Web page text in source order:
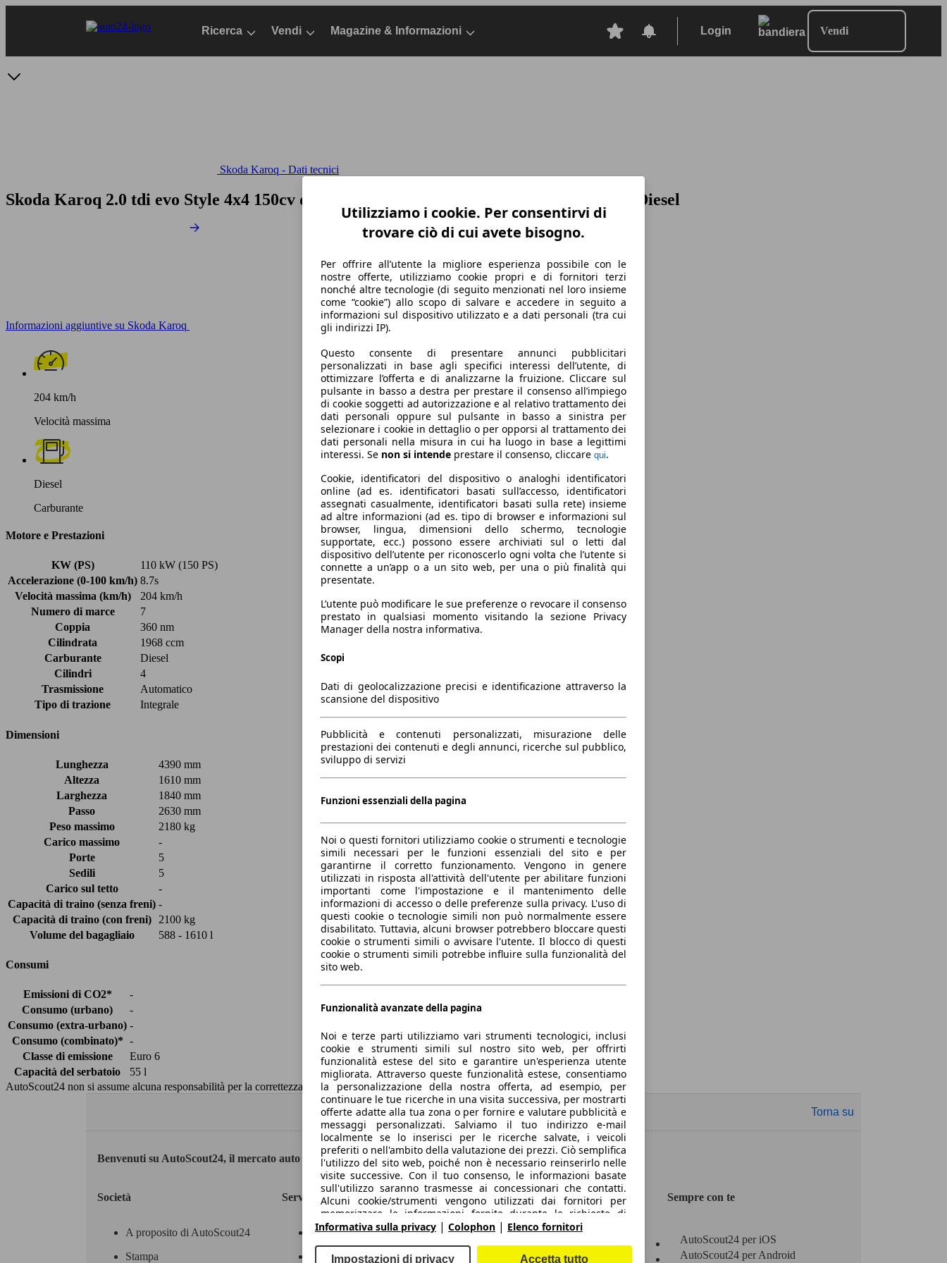
Ricerca Vendi Magazine & Informazioni Login Vendi
Skoda Karoq - Dati tecnici
Skoda Karoq 2.0 tdi evo Style 4x4 150cv dsg 2022, Dal 2022, SUV/Fuoristrada/Pick-up, Diesel
Informazioni aggiuntive su Skoda Karoq
204 km/h
Velocità massima
Diesel
Carburante
Motore e Prestazioni
KW (PS)
110 kW (150 PS)
Accelerazione (0-100 km/h) 8.7s
Velocità massima (km/h)
204 km/h
Numero di marce
7
Coppia
360 nm
Cilindrata
1968 ccm
Carburante
Diesel
Cilindri
4
Trasmissione
Automatico
Tipo di trazione
Integrale
Dimensioni
Lunghezza
4390 mm
Altezza
1610 mm
Larghezza
1840 mm
Passo
2630 mm
Peso massimo
2180 kg
Carico massimo
-
Porte
5
Sedili
5
Carico sul tetto
-
Capacità di traino (senza freni) -
Capacità di traino (con freni)
2100 kg
Volume del bagagliaio
588 - 1610 l
Consumi
Emissioni di CO2*
-
Consumo (urbano)
-
Consumo (extra-urbano) -
Consumo (combinato)* -
Classe di emissione
Euro 6
Capacità del serbatoio
55 l
AutoScout24 non si assume alcuna responsabilità per la correttezza dei dati.
Torna su
Benvenuti su AutoScout24, il mercato auto europeo.
Società
A proposito di AutoScout24
Stampa
Servizi
Contatti
Marche e modelli
Area rivenditori
Servizi per i dealer
Sempre con te
AutoScout24 per iOS
AutoScout24 per Android
Utilizziamo i cookie. Per consentirvi di
trovare ciò di cui avete bisogno.
Per offrire all’utente la migliore esperienza possibile con le
nostre offerte, utilizziamo cookie propri e di fornitori terzi
nonché altre tecnologie (di seguito menzionati nel loro insieme
come “cookie”) allo scopo di salvare e accedere in seguito a
informazioni sul dispositivo utilizzato e a dati personali (tra cui
gli indirizzi IP).
Questo consente di presentare annunci pubblicitari
personalizzati in base agli specifici interessi dell’utente, di
ottimizzare l’offerta e di analizzarne la fruizione. Cliccare sul
pulsante in basso a destra per prestare il consenso all’impiego
di cookie soggetti ad autorizzazione e al relativo trattamento dei
dati personali oppure sul pulsante in basso a sinistra per
selezionare i cookie in dettaglio o per opporsi al trattamento dei
dati personali nella misura in cui ha luogo in base a legittimi
interessi. Se non si intende prestare il consenso, cliccare qui.
Cookie, identificatori del dispositivo o analoghi identificatori
online (ad es. identificatori basati sull’accesso, identificatori
assegnati casualmente, identificatori basati sulla rete) insieme
ad altre informazioni (ad es. tipo di browser e informazioni sul
browser, lingua, dimensioni dello schermo, tecnologie
supportate, ecc.) possono essere archiviati sul o letti dal
dispositivo dell’utente per riconoscerlo ogni volta che l’utente si
connette a un’app o a un sito web, per una o più finalità qui
presentate.
L’utente può modificare le sue preferenze o revocare il consenso
prestato in qualsiasi momento visitando la sezione Privacy
Manager della nostra informativa.
Scopi
Dati di geolocalizzazione precisi e identificazione attraverso la
scansione del dispositivo
Pubblicità e contenuti personalizzati, misurazione delle
prestazioni dei contenuti e degli annunci, ricerche sul pubblico,
sviluppo di servizi
Funzioni essenziali della pagina
Noi o questi fornitori utilizziamo cookie o strumenti e tecnologie
simili necessari per le funzioni essenziali del sito e per
garantirne il corretto funzionamento. Vengono in genere
utilizzati in risposta all'attività dell'utente per abilitare funzioni
importanti come l'impostazione e il mantenimento delle
informazioni di accesso o delle preferenze sulla privacy. L'uso di
questi cookie o tecnologie simili non può normalmente essere
disabilitato. Tuttavia, alcuni browser potrebbero bloccare questi
cookie o strumenti simili o avvisare l'utente. Il blocco di questi
cookie o strumenti simili potrebbe influire sulla funzionalità del
sito web.
Funzionalità avanzate della pagina
Noi e terze parti utilizziamo vari strumenti tecnologici, inclusi
cookie e strumenti simili sul nostro sito web, per offrirti
funzionalità estese del sito e garantire un'esperienza utente
migliorata. Attraverso queste funzionalità estese, consentiamo
la personalizzazione della nostra offerta, ad esempio, per
continuare le tue ricerche in una visita successiva, per mostrarti
offerte adatte alla tua zona o per fornire e valutare pubblicità e
messaggi personalizzati. Salviamo il tuo indirizzo e-mail
localmente se lo inserisci per le ricerche salvate, i veicoli
preferiti o nell'ambito della valutazione dei prezzi. Ciò semplifica
l'utilizzo del sito web, poiché non è necessario reinserirlo nelle
visite successive. Con il tuo consenso, le informazioni basate
sull'utilizzo saranno trasmesse ai concessionari che contatti.
Alcuni cookie/strumenti vengono utilizzati dai fornitori per
memorizzare le informazioni fornite durante le richieste di
finanziamento per 30 giorni e per riutilizzarle automaticamente
finanziamento. Senza l'utilizzo di tali cookie/strumenti, tali
Informativa sulla privacy | Colophon | Elenco fornitori
Impostazioni di privacy Accetta tutto